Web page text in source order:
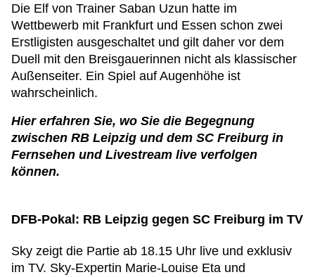
Die Elf von Trainer Saban Uzun hatte im
Wettbewerb mit Frankfurt und Essen schon zwei
Erstligisten ausgeschaltet und gilt daher vor dem
Duell mit den Breisgauerinnen nicht als klassischer
Außenseiter. Ein Spiel auf Augenhöhe ist
wahrscheinlich.
Hier erfahren Sie, wo Sie die Begegnung
zwischen RB Leipzig und dem SC Freiburg in
Fernsehen und Livestream live verfolgen
können.
DFB-Pokal: RB Leipzig gegen SC Freiburg im TV
Sky zeigt die Partie ab 18.15 Uhr live und exklusiv
im TV. Sky-Expertin Marie-Louise Eta und